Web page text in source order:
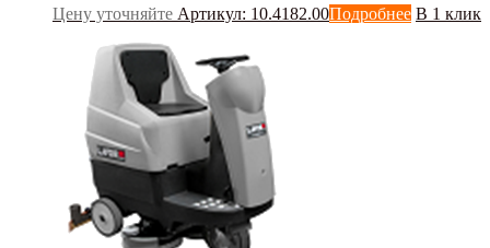
Цену уточняйте Артикул: 10.4182.00Подробнее В 1 клик